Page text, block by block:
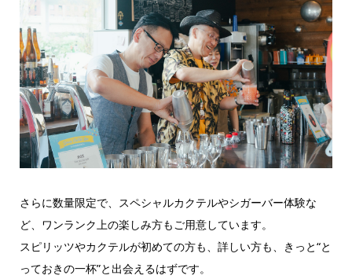
さらに数量限定で、スペシャルカクテルやシガーバー体験な
ど、ワンランク上の楽しみ方もご用意しています。
スピリッツやカクテルが初めての方も、詳しい方も、きっと“と
っておきの一杯”と出会えるはずです。